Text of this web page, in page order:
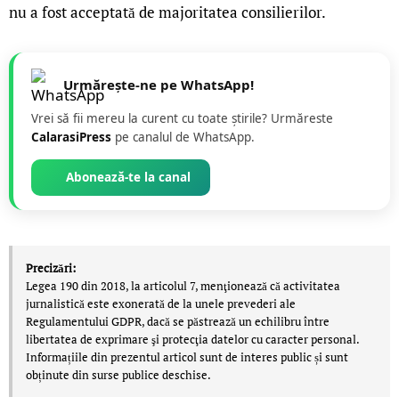
nu a fost acceptată de majoritatea consilierilor.
Urmărește-ne pe WhatsApp!
Vrei să fii mereu la curent cu toate știrile? Urmăreste
CalarasiPress pe canalul de WhatsApp.
Abonează-te la canal
Precizări:
Legea 190 din 2018, la articolul 7, menţionează că activitatea
jurnalistică este exonerată de la unele prevederi ale
Regulamentului GDPR, dacă se păstrează un echilibru între
libertatea de exprimare şi protecţia datelor cu caracter personal.
Informațiile din prezentul articol sunt de interes public și sunt
obținute din surse publice deschise.